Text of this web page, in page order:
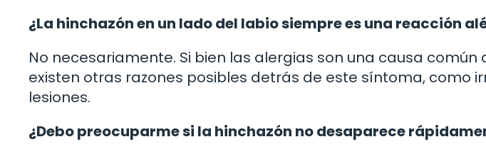
¿La hinchazón en un lado del labio siempre es una reacción
No necesariamente. Si bien las alergias son una causa común
existen otras razones posibles detrás de este síntoma, como
lesiones.
¿Debo preocuparme si la hinchazón no desaparece